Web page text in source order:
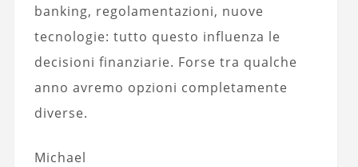
banking, regolamentazioni, nuove
tecnologie: tutto questo influenza le
decisioni finanziarie. Forse tra qualche
anno avremo opzioni completamente
diverse.
Michael